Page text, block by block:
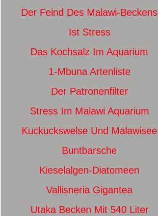
Der Feind Des Malawi-Beckens
Ist Stress
Das Kochsalz Im Aquarium
1-Mbuna Artenliste
Der Patronenfilter
Stress Im Malawi Aquarium
Kuckuckswelse Und Malawisee
Buntbarsche
Kieselalgen-Diatomeen
Vallisneria Gigantea
Utaka Becken Mit 540 Liter